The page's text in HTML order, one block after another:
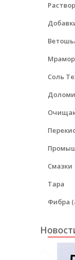
Соль
Смазки
Тара
Фибра